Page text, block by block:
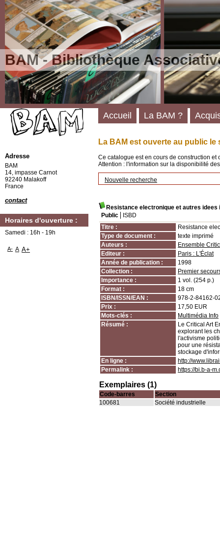
BAM - Bibliothèque
La BAM est ouverte au public le
Ce catalogue est en cours de construction
Attention : l'information sur la disponibilité
Nouvelle recherche
Resistance electronique et autres idees
Public
ISBD
Titre :
Resistance
Type de document :
texte imprimé
Auteurs :
Ensemble
Editeur :
Paris : L'Éclat
Année de publication :
1998
Collection :
Premier
Importance :
1 vol. (254 p.)
Format :
18 cm
ISBN/ISSN/EAN :
978-2-84162-
Prix :
17,50 EUR
Mots-clés :
Multimédia Info
Résumé :
Le Critical Art
explorant les
l'activisme
pour une
stockage
En ligne :
http://
Permalink :
https://bi.b-a-
Exemplaires (1)
Code-barres
Section
100681
Société industrielle
Accueil La BAM ?
Adresse
BAM
14, impasse Carnot
92240 Malakoff
France
contact
Horaires d'ouverture :
Samedi : 16h - 19h
A- A A+